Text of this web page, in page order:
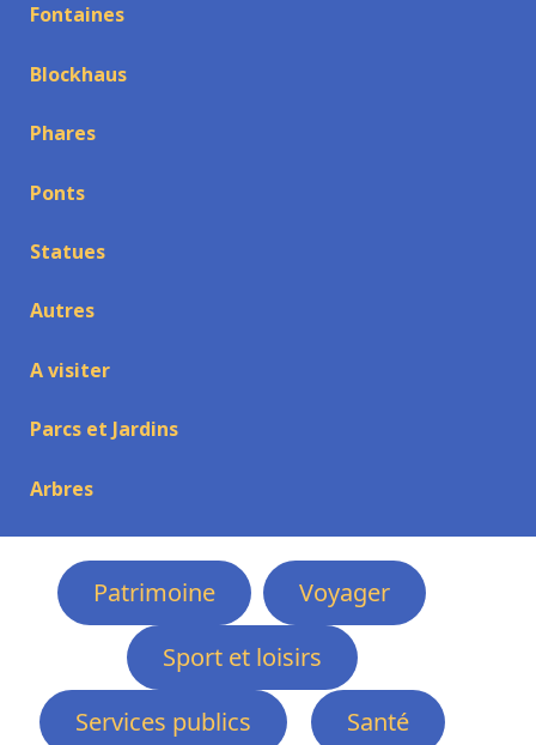
Fontaines
Blockhaus
Phares
Ponts
Statues
Autres
A visiter
Parcs et Jardins
Arbres
Patrimoine
Voyager
Sport et loisirs
Services publics
Santé